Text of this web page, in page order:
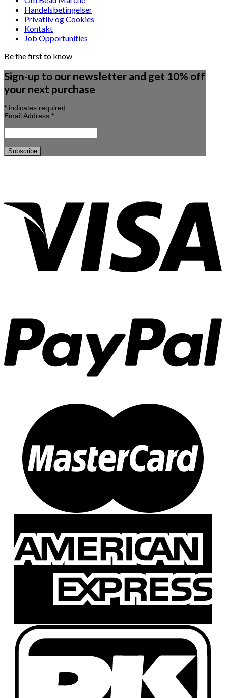
Handelsbetingelser
Privatliv og Cookies
Kontakt
Job Opportunities
Be the first to know
Sign-up to our newsletter and get 10% off
your next purchase
* indicates required
Email Address *